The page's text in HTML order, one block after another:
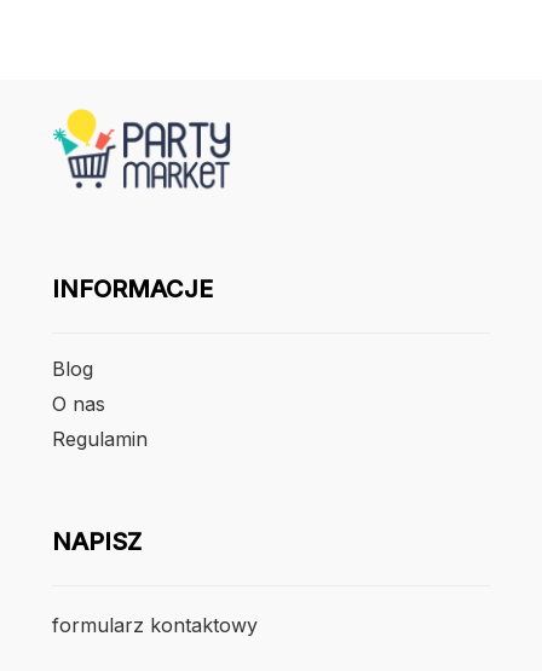
INFORMACJE
Blog
O nas
Regulamin
NAPISZ
formularz kontaktowy